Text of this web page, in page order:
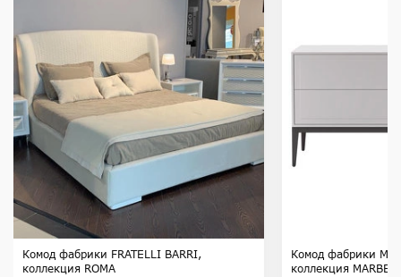
Комод фабрики FRATELLI BARRI,
коллекция ROMA
Комод фабрики
коллекция